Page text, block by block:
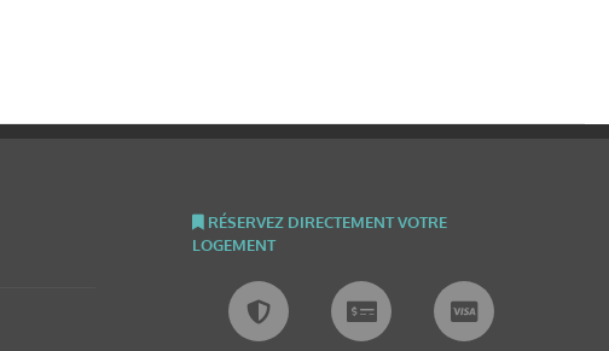
RÉSERVEZ DIRECTEMENT VOTRE
LOGEMENT